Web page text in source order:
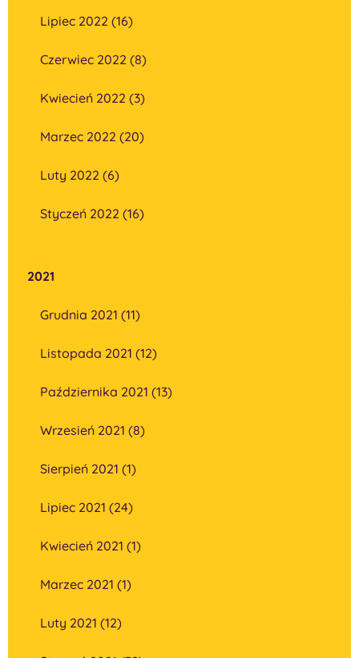
Lipiec 2022 (16)
Czerwiec 2022 (8)
Kwiecień 2022 (3)
Marzec 2022 (20)
Luty 2022 (6)
Styczeń 2022 (16)
2021
Grudnia 2021 (11)
Listopada 2021 (12)
Października 2021 (13)
Wrzesień 2021 (8)
Sierpień 2021 (1)
Lipiec 2021 (24)
Kwiecień 2021 (1)
Marzec 2021 (1)
Luty 2021 (12)